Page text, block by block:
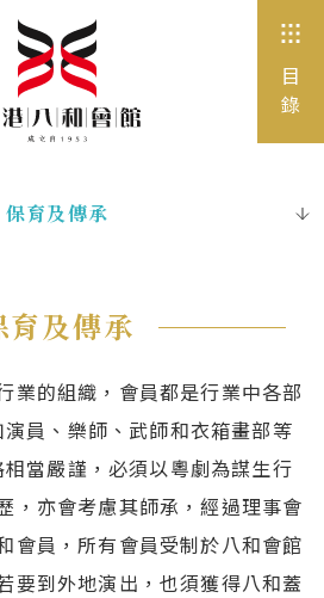
目
錄
歷年大事表
屬會、子機構
保育及傳承
育及傳承
業的組織，會員都是行業中各部
員、樂師、武師和衣箱畫部等
當嚴謹，必須以粵劇為謀生行
，亦會考慮其師承，經過理事會
會員，所有會員受制於八和會館
要到外地演出，也須獲得八和蓋